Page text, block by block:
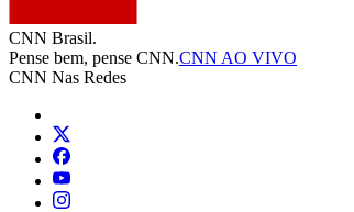
CNN Brasil.
Pense bem, pense CNN.CNN AO VIVO
CNN Nas Redes